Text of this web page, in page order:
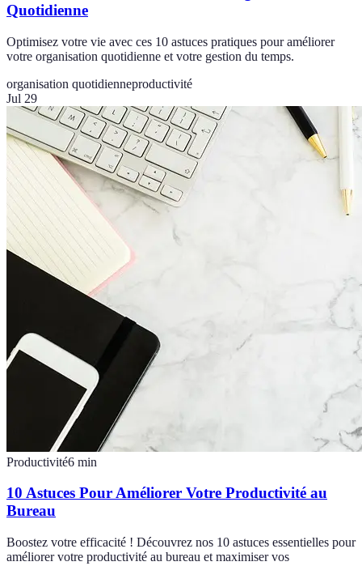
Quotidienne
Optimisez votre vie avec ces 10 astuces pratiques pour améliorer
votre organisation quotidienne et votre gestion du temps.
organisation quotidienneproductivité
Jul 29
Productivité6 min
10 Astuces Pour Améliorer Votre Productivité au
Bureau
Boostez votre efficacité ! Découvrez nos 10 astuces essentielles pour
améliorer votre productivité au bureau et maximiser vos